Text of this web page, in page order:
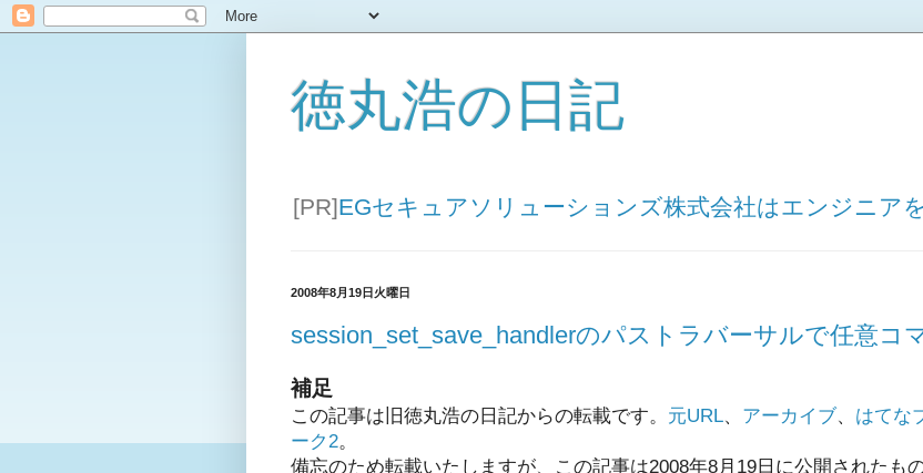
徳丸浩の日記
[PR]EGセキュアソリューションズ株式会社はエンジニア
2008年8月19日火曜日
session_set_save_handlerのパストラバーサルで任意コ
補足
この記事は旧徳丸浩の日記からの転載です。 元URL、 アーカイブ、 はてな
ーク2。
備忘のため転載いたしますが、この記事は2008年8月19日に公開されたも